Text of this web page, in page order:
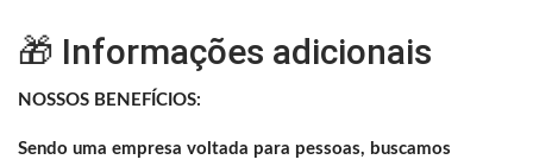
🎁 Informações adicionais
NOSSOS BENEFÍCIOS:
Sendo uma empresa voltada para pessoas, buscamos